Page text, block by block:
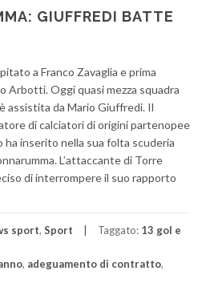
GIUFFREDI BATTE
a Franco Zavaglia e prima
Arbotti. Oggi quasi mezza squadra
assistita da Mario Giuffredi. Il
di calciatori di origini partenopee
ha inserito nella sua folta scuderia
L’attaccante di Torre
di interrompere il suo rapporto
sport, Sport Taggato: 13 gol e
, adeguamento di contratto,